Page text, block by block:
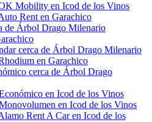
Mobility en Icod de los Vinos
Rent en Garachico
de Árbol Drago Milenario
cerca de Árbol Drago Milenario
en Garachico
cerca de Árbol Drago
en Icod de los Vinos
en Icod de los Vinos
Rent A Car en Icod de los